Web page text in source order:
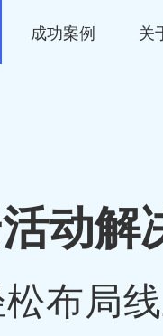
成功案例 关
动解
布局